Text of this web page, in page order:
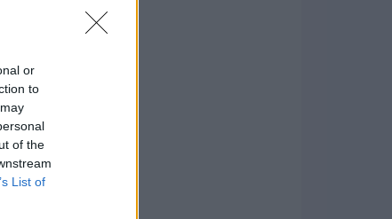
or
to
of the
List of